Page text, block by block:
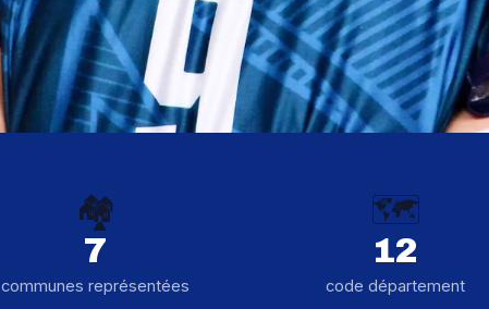
🏘️
7
communes représentées
🗺️
12
code département